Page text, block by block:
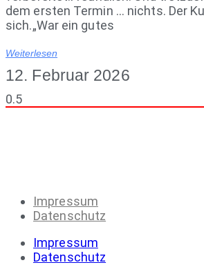
dem ersten Termin … nichts. Der
sich.„War ein gutes
Weiterlesen
12. Februar 2026
Impressum
Datenschutz
Impressum
Datenschutz